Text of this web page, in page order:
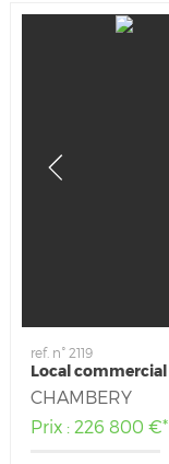
ref. n° 2119
Local commercial
CHAMBERY
Prix : 226 800 €*